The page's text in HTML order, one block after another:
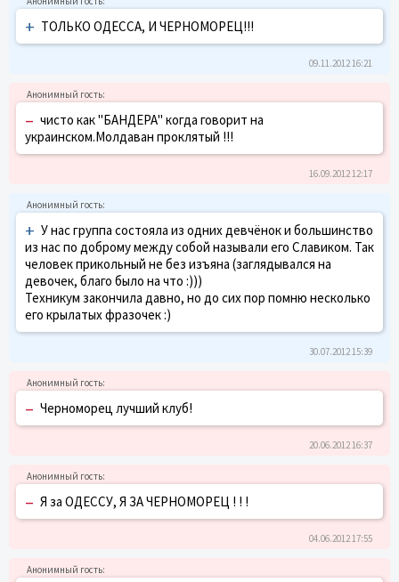
+ ТОЛЬКО ОДЕССА, И ЧЕРНОМОРЕЦ!!!
09.11.2012 16:21
– чисто как "БАНДЕРА" когда говорит на
украинском.Молдаван проклятый !!!
16.09.2012 12:17
+ У нас группа состояла из одних девчёнок и большинство
из нас по доброму между собой называли его Славиком. Так
человек прикольный не без изъяна (заглядывался на
девочек, благо было на что :)))
Техникум закончила давно, но до сих пор помню несколько
его крылатых фразочек :)
30.07.2012 15:39
– Черноморец лучший клуб!
20.06.2012 16:37
– Я за ОДЕССУ, Я ЗА ЧЕРНОМОРЕЦ ! ! !
04.06.2012 17:55